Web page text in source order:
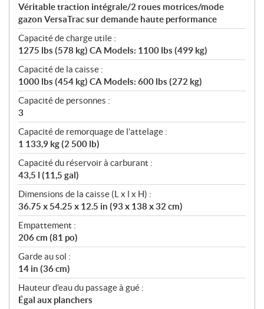
Véritable traction intégrale/2 roues motrices/mode
gazon VersaTrac sur demande haute performance
Capacité de charge utile :
1275 lbs (578 kg) CA Models: 1100 lbs (499 kg)
Capacité de la caisse :
1000 lbs (454 kg) CA Models: 600 lbs (272 kg)
Capacité de personnes :
3
Capacité de remorquage de l’attelage :
1 133,9 kg (2 500 lb)
Capacité du réservoir à carburant :
43,5 l (11,5 gal)
Dimensions de la caisse (L x l x H) :
36.75 x 54.25 x 12.5 in (93 x 138 x 32 cm)
Empattement :
206 cm (81 po)
Garde au sol :
14 in (36 cm)
Hauteur d’eau du passage à gué :
Égal aux planchers